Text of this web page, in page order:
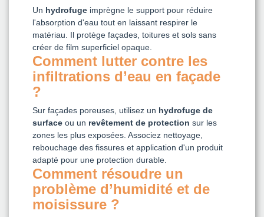
Un hydrofuge imprègne le support pour réduire
l'absorption d'eau tout en laissant respirer le
matériau. Il protège façades, toitures et sols sans
créer de film superficiel opaque.
Comment lutter contre les
infiltrations d’eau en façade
?
Sur façades poreuses, utilisez un hydrofuge de
surface ou un revêtement de protection sur les
zones les plus exposées. Associez nettoyage,
rebouchage des fissures et application d'un produit
adapté pour une protection durable.
Comment résoudre un
problème d’humidité et de
moisissure ?